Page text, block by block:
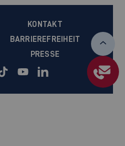
KONTAKT
BARRIEREFREIHEIT
PRESSE